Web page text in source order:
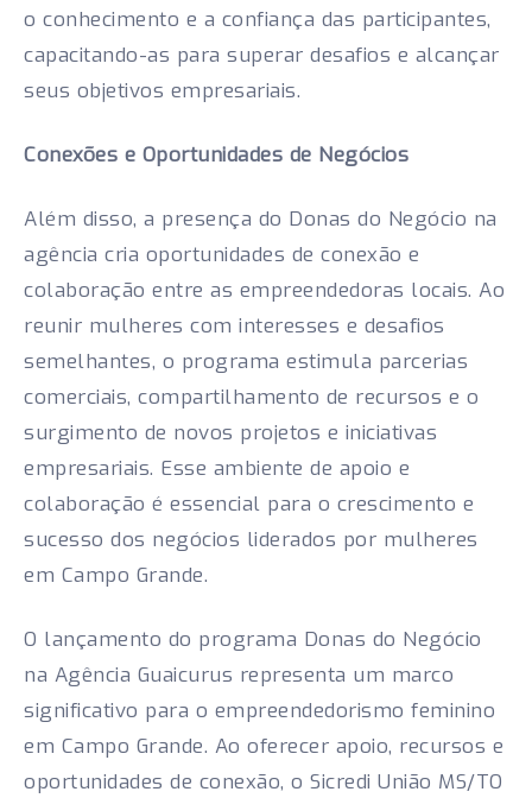
o conhecimento e a confiança das participantes,
capacitando-as para superar desafios e alcançar
seus objetivos empresariais.
Conexões e Oportunidades de Negócios
Além disso, a presença do Donas do Negócio na
agência cria oportunidades de conexão e
colaboração entre as empreendedoras locais. Ao
reunir mulheres com interesses e desafios
semelhantes, o programa estimula parcerias
comerciais, compartilhamento de recursos e o
surgimento de novos projetos e iniciativas
empresariais. Esse ambiente de apoio e
colaboração é essencial para o crescimento e
sucesso dos negócios liderados por mulheres
em Campo Grande.
O lançamento do programa Donas do Negócio
na Agência Guaicurus representa um marco
significativo para o empreendedorismo feminino
em Campo Grande. Ao oferecer apoio, recursos e
oportunidades de conexão, o Sicredi União MS/TO